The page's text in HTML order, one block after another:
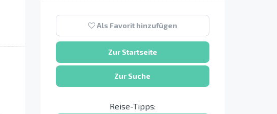
Als Favorit hinzufügen
Zur Startseite
Zur Suche
Reise-Tipps: